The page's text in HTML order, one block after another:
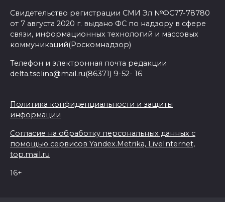
Свидетельство регистрации СМИ Эл №ФС77-78780
от 7 августа 2020 г. выдано ФС по надзору в сфере
связи, информационных технологий и массовых
коммуникаций(Роскомнадзор)
Телефон и электронная почта редакции
delta.tselina@mail.ru(86371) 9-52- 16
Политика конфиденциальности и защиты
информации
Согласие на обработку персональных данных с
помощью сервисов Yandex.Metrika, LiveInternet,
top.mail.ru
16+